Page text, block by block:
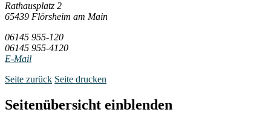
Rathausplatz 2
65439 Flörsheim am Main
06145 955-120
06145 955-4120
E-Mail
Seite zurück Seite drucken
Seitenübersicht einblenden